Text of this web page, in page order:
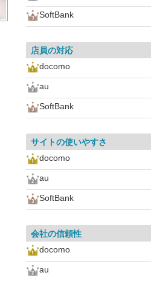
SoftBank
店員の対応
docomo
au
SoftBank
サイトの使いやすさ
docomo
au
SoftBank
会社の信頼性
docomo
au